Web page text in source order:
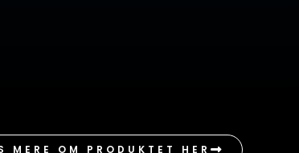
MERE OM PRODUKTET HER